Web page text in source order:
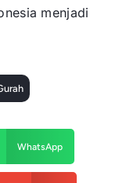
menjadi
WhatsApp